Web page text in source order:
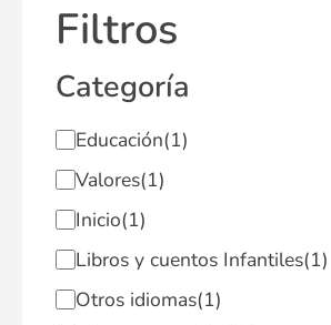
Filtros
Categoría
Educación(1)
Valores(1)
Inicio(1)
Libros y cuentos Infantiles(1)
Otros idiomas(1)